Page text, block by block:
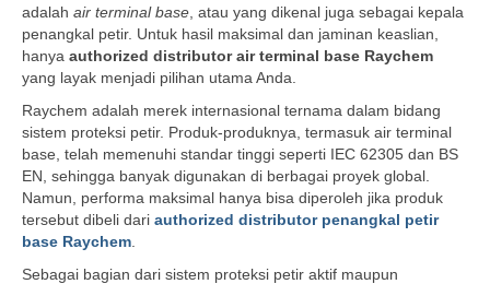
adalah air terminal base , atau yang dikenal juga sebagai kepala
penangkal petir. Untuk hasil maksimal dan jaminan keaslian,
hanya authorized distributor air terminal base Raychem
yang layak menjadi pilihan utama Anda.
Raychem adalah merek internasional ternama dalam bidang
sistem proteksi petir. Produk-produknya, termasuk air terminal
base, telah memenuhi standar tinggi seperti IEC 62305 dan BS
EN, sehingga banyak digunakan di berbagai proyek global.
Namun, performa maksimal hanya bisa diperoleh jika produk
tersebut dibeli dari authorized distributor penangkal petir
base Raychem
Sebagai bagian dari sistem proteksi petir aktif maupun